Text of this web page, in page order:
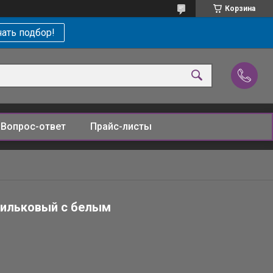
Корзина
подбор!
Вопрос-ответ Прайс-листы
с белым